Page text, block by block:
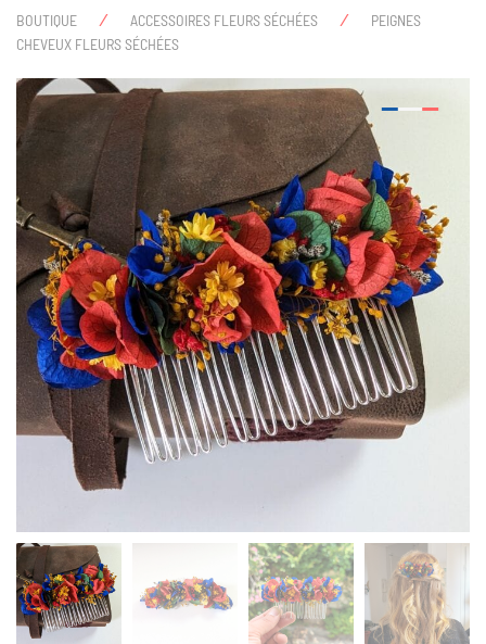
BOUTIQUE ACCESSOIRES FLEURS SÉCHÉES
PEIGNES
CHEVEUX FLEURS SÉCHÉES